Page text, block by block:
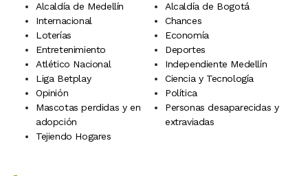
Alcaldía de Medellín
Alcaldía de Bogotá
Internacional
Chances
Loterías
Economía
Entretenimiento
Deportes
Atlético Nacional
Independiente Medellín
Liga Betplay
Ciencia y Tecnología
Opinión
Política
Mascotas perdidas y en
adopción
Personas desaparecidas y
extraviadas
Tejiendo Hogares